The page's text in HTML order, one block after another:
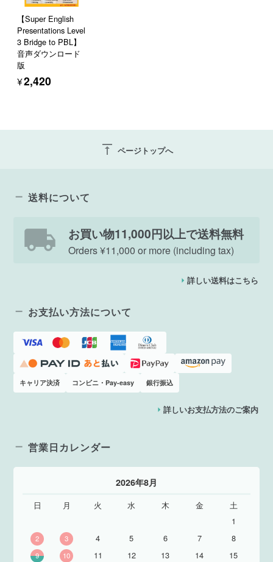
【Super English
Presentations Level
3 Bridge to PBL】
音声ダウンロード
版
¥2,420
vertical_align_top ページトップへ
送料について
お買い物11,000円以上で送料無料
Orders ¥11,000 or more (including tax)
詳しい送料はこちら
お支払い方法について
キャリア決済 コンビニ・Pay-easy 銀行振込
詳しいお支払方法のご案内
営業日カレンダー
2026年8月
日 月 火 水 木 金
土
1
2 3 4 5 6 7 8
9 10 11 12 13 14 15